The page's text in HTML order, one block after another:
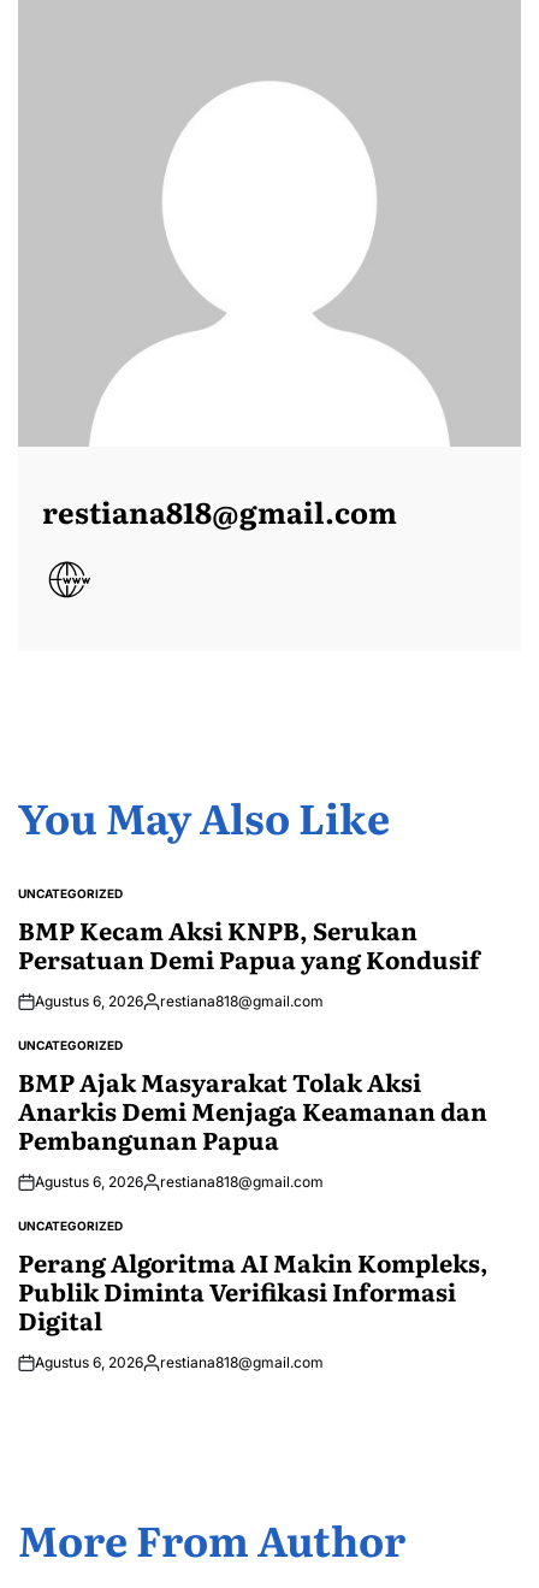
restiana818@gmail.com
You May Also Like
POSTED
UNCATEGORIZED
BMP Kecam Aksi KNPB, Serukan
Persatuan Demi Papua yang Kondusif
Agustus 6, 2026Posted
restiana818@gmail.com
POSTED
UNCATEGORIZED
BMP Ajak Masyarakat Tolak Aksi
Anarkis Demi Menjaga Keamanan dan
Pembangunan Papua
Agustus 6, 2026Posted
restiana818@gmail.com
POSTED
UNCATEGORIZED
Perang Algoritma AI Makin Kompleks,
Publik Diminta Verifikasi Informasi
Digital
Agustus 6, 2026Posted
restiana818@gmail.com
More From Author